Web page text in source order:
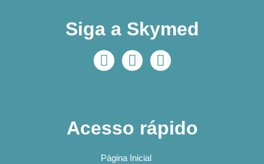
Siga a Skymed
Acesso rápido
Página Inicial